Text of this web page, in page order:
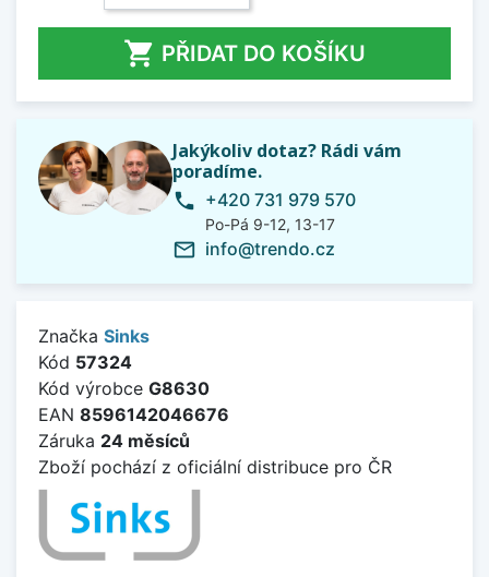
 PŘIDAT DO KOŠÍKU
Jakýkoliv dotaz? Rádi vám
poradíme.
phone +420 731 979 570
Po-Pá 9-12, 13-17
mail_outline info@trendo.cz
Značka Sinks
Kód 57324
Kód výrobce G8630
EAN 8596142046676
Záruka 24 měsíců
Zboží pochází z oficiální distribuce pro ČR